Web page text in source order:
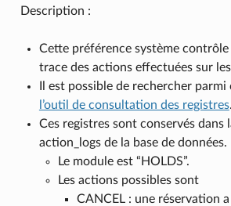
Description :
Cette préférence système contrôle
trace des actions effectuées sur les
Il est possible de rechercher parmi
l’outil de consultation des registres.
Ces registres sont conservés dans
action_logs de la base de données.
Le module est “HOLDS”.
Les actions possibles sont
CANCEL : une réservation